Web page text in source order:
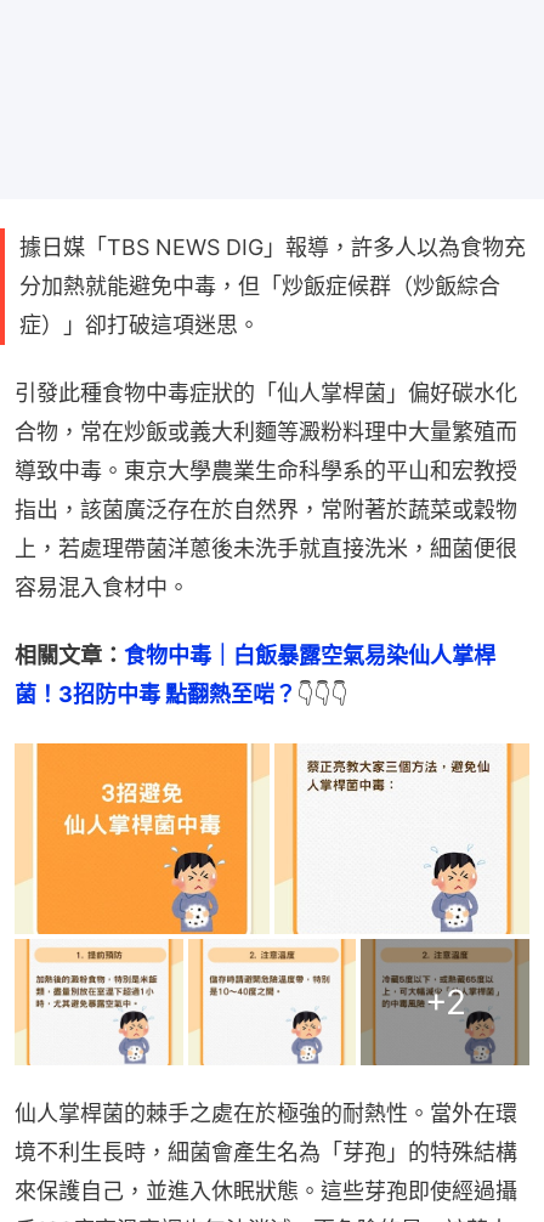
據日媒「TBS NEWS DIG」報導，許多人以為食物充
分加熱就能避免中毒，但「炒飯症候群（炒飯綜合
症）」卻打破這項迷思。
引發此種食物中毒症狀的「仙人掌桿菌」偏好碳水化
合物，常在炒飯或義大利麵等澱粉料理中大量繁殖而
導致中毒。東京大學農業生命科學系的平山和宏教授
指出，該菌廣泛存在於自然界，常附著於蔬菜或穀物
上，若處理帶菌洋蔥後未洗手就直接洗米，細菌便很
容易混入食材中。
相關文章： 食物中毒｜白飯暴露空氣易染仙人掌桿
菌！3招防中毒 點翻熱至啱？ 👇👇👇
+2
仙人掌桿菌的棘手之處在於極強的耐熱性。當外在環
境不利生長時，細菌會產生名為「芽孢」的特殊結構
來保護自己，並進入休眠狀態。這些芽孢即使經過攝